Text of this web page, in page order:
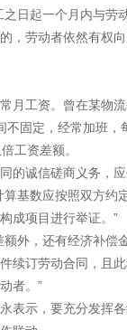
日起一个月内与劳
，劳动者依然有权
工资。曾在某物
固定，经常加班
工资差额。
的诚信磋商义务，
基数应按照双方约
成项目进行举证。”
外，还有经济补偿
续订劳动合同，且
者。”
表示，要充分发挥